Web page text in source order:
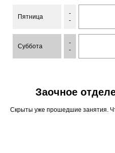
Пятница
-
-
Суббота
-
-
Заочное
Скрыты уже прошедшие занятия.